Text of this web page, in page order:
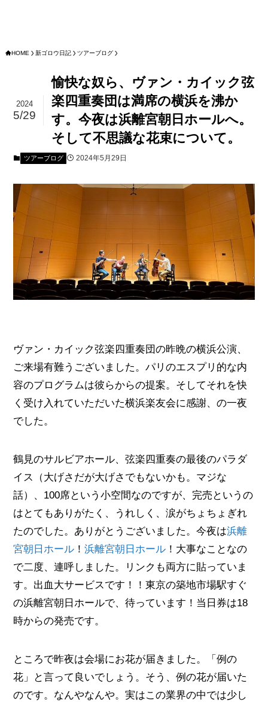
HOME 新ゴロウ日記 ツアーブログ
愉快な奴ら、ヴァン・カイック弦
楽四重奏団は満席の横浜を沸か
す。今夜は浜離宮朝日ホールへ。
そして不思議な花束について。
2024
5/29
ツアーブログ 2024年5月29日
ヴァン・カイック弦楽四重奏団の昨晩の横浜公演、
ご来場有難うございました。パリのエスプリ的な内
容のプログラムは彼らからの提案。そしてそれを快
く受け入れていただいた横浜楽友会に感謝、の一夜
でした。
鶴見のサルビアホール、弦楽四重奏の最後のパラダ
イス（大げさだが大げさでもないかも。マジな
話）、100席という小空間なのですが、完売というの
はとてもありがたく、うれしく、涙がちょちょぎれ
たのでした。ありがとうございました。今夜は浜離
宮朝日ホール ！浜離宮朝日ホール ！大事なことなの
で二度、連呼しました。リンクも両方に貼っていま
す。出血大サービスです！！東京の築地市場駅すぐ
の浜離宮朝日ホールで、待っています！当日券は18
時からの発売です。
ところで昨夜は会場にお花が届きました。「例の
花」と言って良いでしょう。そう、例の花が届いた
のです。なんやなんや。実はこの業界の中では少し